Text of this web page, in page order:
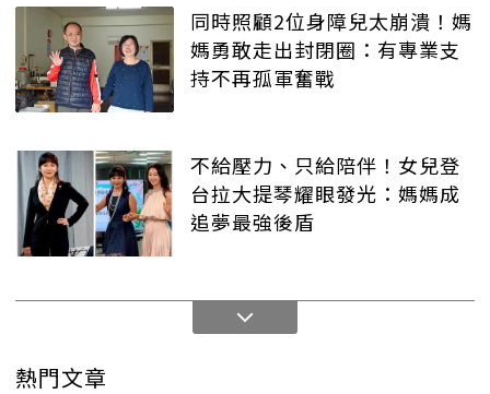
同時照顧2位身障兒太崩潰！媽
媽勇敢走出封閉圈：有專業支
持不再孤軍奮戰
不給壓力、只給陪伴！女兒登
台拉大提琴耀眼發光：媽媽成
追夢最強後盾
熱門文章